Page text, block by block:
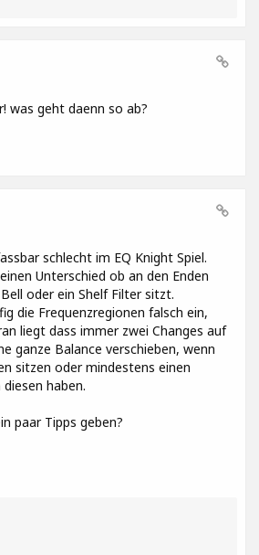
was geht daenn so ab?
schlecht im EQ Knight Spiel.
Unterschied ob an den Enden
oder ein Shelf Filter sitzt.
die Frequenzregionen falsch ein,
liegt dass immer zwei Changes auf
ganze Balance verschieben, wenn
sitzen oder mindestens einen
haben.
paar Tipps geben?